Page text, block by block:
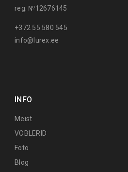
reg. №12676145
+372 55 580 545
info@lurex.ee
INFO
Meist
VOBLERID
Foto
Blog